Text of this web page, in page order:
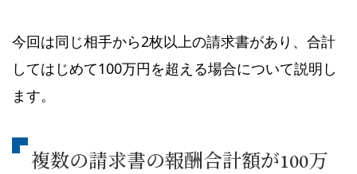
今回は同じ相手から2枚以上の請求書があり、合計
してはじめて100万円を超える場合について説明し
ます。
複数の請求書の報酬合計額が100万